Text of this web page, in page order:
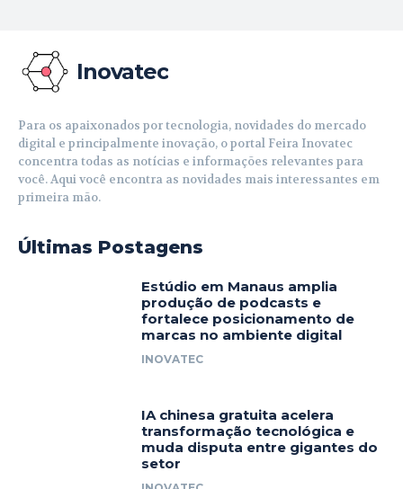
Inovatec
Para os apaixonados por tecnologia, novidades do mercado
digital e principalmente inovação, o portal Feira Inovatec
concentra todas as notícias e informações relevantes para
você. Aqui você encontra as novidades mais interessantes em
primeira mão.
Últimas Postagens
Estúdio em Manaus amplia
produção de podcasts e
fortalece posicionamento de
marcas no ambiente digital
INOVATEC
IA chinesa gratuita acelera
transformação tecnológica e
muda disputa entre gigantes do
setor